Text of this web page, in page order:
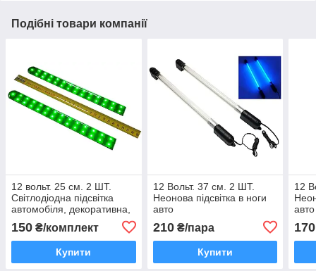
Подібні товари компанії
12 вольт. 25 см. 2 ШТ.
Світлодіодна підсвітка
автомобіля, декоративна,
150 ₴/комплект
Купити
12 Вольт. 37 см. 2 ШТ.
Неонова підсвітка в ноги
авто
210₴/пара
Купити
12
авто
170